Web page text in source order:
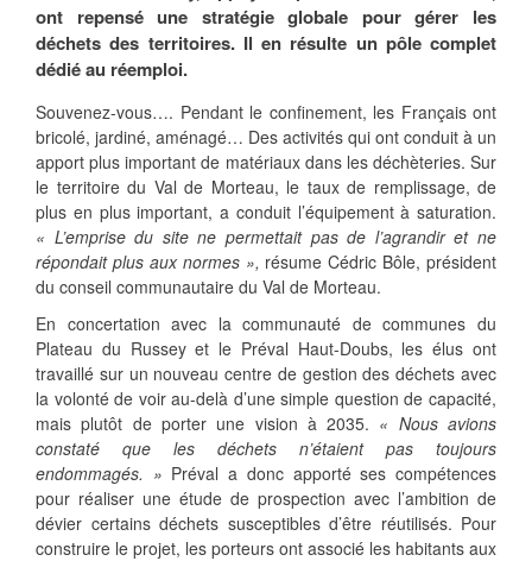
ont repensé une stratégie globale pour gérer les
déchets des territoires. Il en résulte un pôle complet
dédié au réemploi.
Souvenez-vous…. Pendant le confinement, les Français ont
bricolé, jardiné, aménagé… Des activités qui ont conduit à un
apport plus important de matériaux dans les déchèteries. Sur
le territoire du Val de Morteau, le taux de remplissage, de
plus en plus important, a conduit l’équipement à saturation.
« L’emprise du site ne permettait pas de l’agrandir et ne
répondait plus aux normes », résume Cédric Bôle, président
du conseil communautaire du Val de Morteau.
En concertation avec la communauté de communes du
Plateau du Russey et le Préval Haut-Doubs, les élus ont
travaillé sur un nouveau centre de gestion des déchets avec
la volonté de voir au-delà d’une simple question de capacité,
mais plutôt de porter une vision à 2035. « Nous avions
constaté que les déchets n’étaient pas toujours
endommagés. » Préval a donc apporté ses compétences
pour réaliser une étude de prospection avec l’ambition de
dévier certains déchets susceptibles d’être réutilisés. Pour
construire le projet, les porteurs ont associé les habitants aux